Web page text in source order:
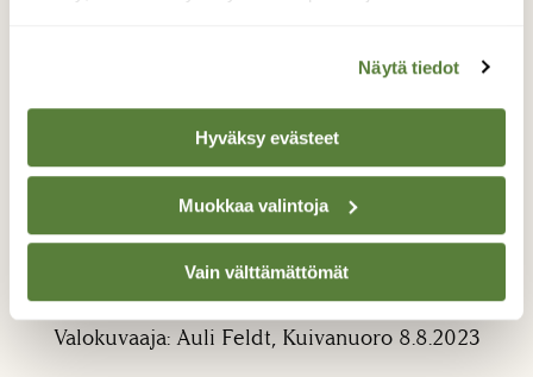
Näytä tiedot
Hyväksy evästeet
Muokkaa valintoja
Vain välttämättömät
Matarakiitäjän toukka
Kuivanuorossa horsmaa herkuttelemassa
toukka, jota luulisin matarakiitäjän toukaksi.
Valokuvaaja: Auli Feldt, Kuivanuoro 8.8.2023